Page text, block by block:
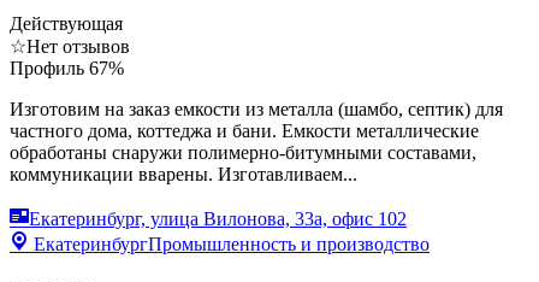
Действующая
☆Нет отзывов
Профиль 67%
Изготовим на заказ емкости из металла (шамбо, септик) для
частного дома, коттеджа и бани. Емкости металлические
обработаны снаружи полимерно-битумными составами,
коммуникации вварены. Изготавливаем...
Екатеринбург, улица Вилонова, 33а, офис 102
ЕкатеринбургПромышленность и производство